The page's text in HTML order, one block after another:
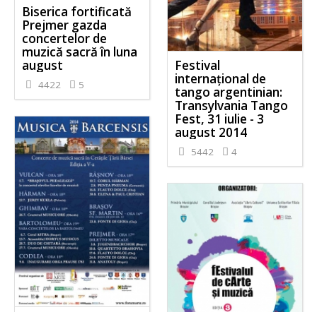
Biserica fortificată
Prejmer gazda
concertelor de
muzică sacră în luna
august
4422 5
Festival
internaţional de
tango argentinian:
Transylvania Tango
Fest, 31 iulie - 3
august 2014
5442 4